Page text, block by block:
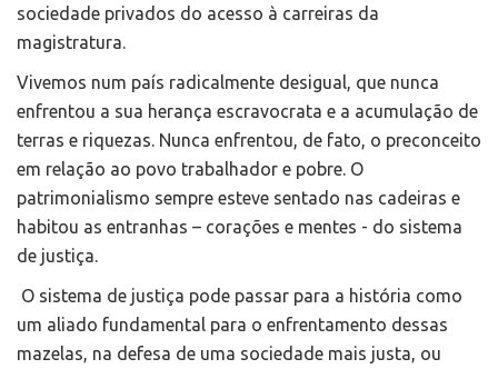
sociedade privados do acesso à carreiras da
magistratura.
Vivemos num país radicalmente desigual, que nunca
enfrentou a sua herança escravocrata e a acumulação de
terras e riquezas. Nunca enfrentou, de fato, o preconceito
em relação ao povo trabalhador e pobre. O
patrimonialismo sempre esteve sentado nas cadeiras e
habitou as entranhas – corações e mentes - do sistema
de justiça.
O sistema de justiça pode passar para a história como
um aliado fundamental para o enfrentamento dessas
mazelas, na defesa de uma sociedade mais justa, ou